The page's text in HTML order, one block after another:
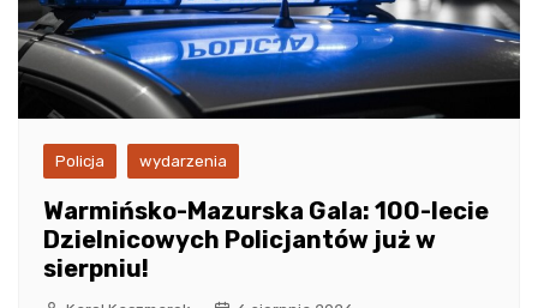
Policja wydarzenia
Warmińsko-Mazurska Gala: 100-lecie
Dzielnicowych Policjantów już w
sierpniu!